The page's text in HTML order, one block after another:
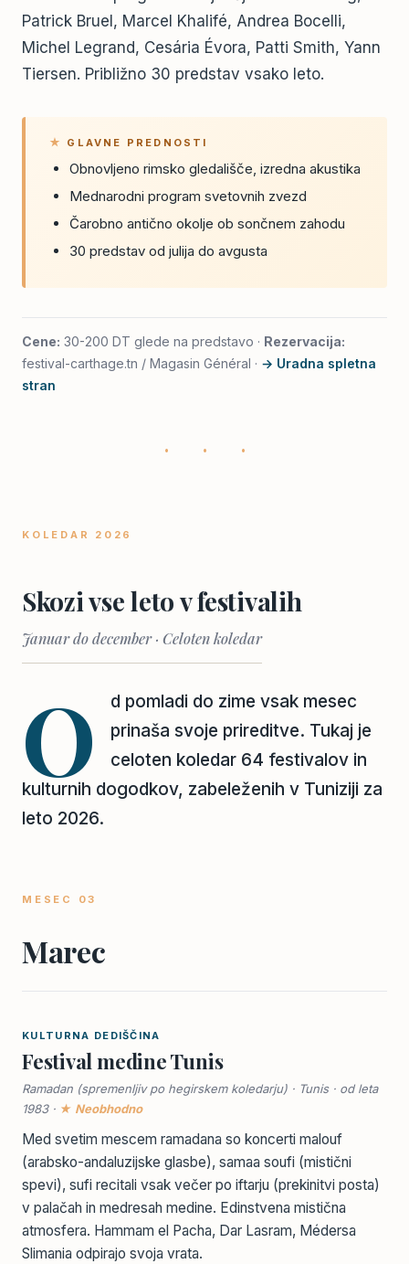
Patrick Bruel, Marcel Khalifé, Andrea Bocelli,
Michel Legrand, Cesária Évora, Patti Smith, Yann
Tiersen. Približno 30 predstav vsako leto.
GLAVNE PREDNOSTI
Obnovljeno rimsko gledališče, izredna akustika
Mednarodni program svetovnih zvezd
Čarobno antično okolje ob sončnem zahodu
30 predstav od julija do avgusta
Cene: 30-200 DT glede na predstavo · Rezervacija:
festival-carthage.tn / Magasin Général · → Uradna spletna
stran
· · ·
KOLEDAR 2026
Skozi vse leto v festivalih
Januar do december · Celoten koledar
O
d pomladi do zime vsak mesec
prinaša svoje prireditve. Tukaj je
celoten koledar 64 festivalov in
kulturnih dogodkov, zabeleženih v Tuniziji za
leto 2026.
MESEC 03
Marec
KULTURNA DEDIŠČINA
Festival medine Tunis
Ramadan (spremenljiv po hegirskem koledarju) · Tunis · od leta
1983 · ★ Neobhodno
Med svetim mescem ramadana so koncerti malouf
(arabsko-andaluzijske glasbe), samaa soufi (mistični
spevi), sufi recitali vsak večer po iftarju (prekinitvi posta)
v palačah in medresah medine. Edinstvena mistična
atmosfera. Hammam el Pacha, Dar Lasram, Médersa
Slimania odpirajo svoja vrata.